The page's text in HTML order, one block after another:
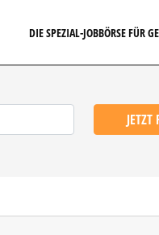
DIE SPEZIAL-JOBBÖRSE FÜR